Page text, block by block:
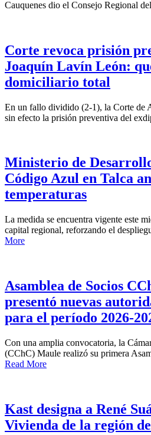
Cauquenes dio el Consejo Regional
Corte revoca prisión
Joaquín Lavín León:
domiciliario total
En un fallo dividido (2-1), la Corte de
sin efecto la prisión preventiva del
Ministerio de
Código Azul en Talca
temperaturas
La medida se encuentra vigente este
capital regional, reforzando el
More
Asamblea de Socios
presentó nuevas
para el período 2026-
Con una amplia convocatoria, la
(CChC) Maule realizó su primera
Read More
Kast designa a René
Vivienda de la región